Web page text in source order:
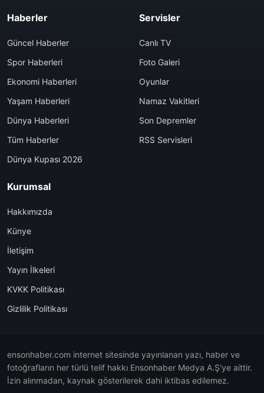
Haberler
Güncel Haberler
Spor Haberleri
Ekonomi Haberleri
Yaşam Haberleri
Dünya Haberleri
Tüm Haberler
Dünya Kupası 2026
Servisler
Canlı TV
Foto Galeri
Oyunlar
Namaz Vakitleri
Son Depremler
RSS Servisleri
Kurumsal
Hakkımızda
Künye
İletişim
Yayın İlkeleri
KVKK Politikası
Gizlilik Politikası
ensonhaber.com internet sitesinde yayınlanan yazı, haber ve
fotoğrafların her türlü telif hakkı Ensonhaber Medya A.Ş'ye aittir.
İzin alınmadan, kaynak gösterilerek dahi iktibas edilemez.